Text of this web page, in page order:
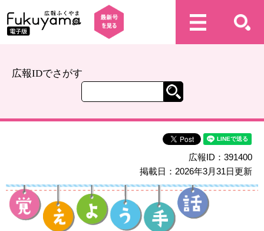
広報IDでさがす
広報ID：391400
掲載日：2026年3月31日更新